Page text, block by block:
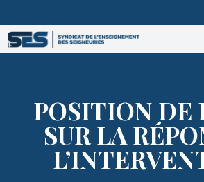
POSITION DE
SUR LA